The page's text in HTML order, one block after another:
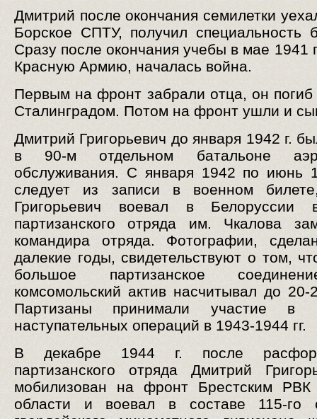
Дмитрий после окончания семилетки
Борское СПТУ, получил специальность
Сразу после окончания учебы в мае 1941
Красную Армию, началась война.
Первым на фронт забрали отца, он погиб
Сталинградом. Потом на фронт ушли и
Дмитрий Григорьевич до января 1942 г.
в 90-м отдельном батальоне
обслуживания. С января 1942 по июнь
следует из записи в военном
Григорьевич воевал в Белоруссии
партизанского отряда им. Чкалова
командира отряда. Фотографии,
далекие годы, свидетельствуют о том,
большое партизанское
комсомольский актив насчитывал до 20-
Партизаны принимали участие в
наступательных операций в 1943-1944 гг.
В декабре 1944 г. после
партизанского отряда Дмитрий
мобилизован на фронт Брестским РВК
области и воевал в составе 115-го